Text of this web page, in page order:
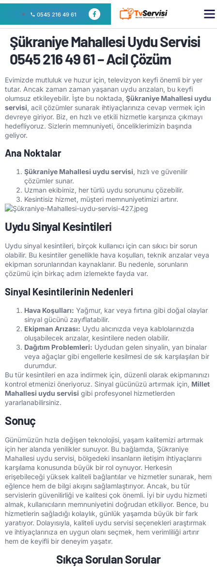
0545 216 49 61
Şükraniye Mahallesi Uydu Servisi
0545 216 49 61 – Acil Çözüm
Evimizde mutluluk ve huzur için, televizyon keyfi önemli bir yer
tutar. Ancak zaman zaman yaşanan uydu arızaları, bu keyfi
olumsuz etkileyebilir. İşte bu noktada, Şükraniye Mahallesi uydu
servisi, acil çözümler sunarak ihtiyaçlarınıza cevap vermek için
devreye giriyor. Biz, en hızlı ve etkili hizmetle karşınıza çıkmayı
hedefliyoruz. Sizlerin memnuniyeti, önceliklerimizin başında
geliyor.
Ana Noktalar
Şükraniye Mahallesi uydu servisi, hızlı ve güvenilir
çözümler sunar.
Uzman ekibimiz, her türlü uydu sorununu çözebilir.
Kesintisiz hizmet, müşteri memnuniyetimizi artırır.
Uydu Sinyal Kesintileri
Uydu sinyal kesintileri, birçok kullanıcı için can sıkıcı bir sorun
olabilir. Bu kesintiler genellikle hava koşulları, teknik arızalar veya
ekipman sorunlarından kaynaklanır. Bu nedenle, sorunların
çözümü için birkaç adım izlemekte fayda var.
Sinyal Kesintilerinin Nedenleri
Hava Koşulları: Yağmur, kar veya fırtına gibi doğal olaylar
sinyal gücünü zayıflatabilir.
Ekipman Arızası: Uydu alıcınızda veya kablolarınızda
oluşabilecek arızalar, kesintilere neden olabilir.
Dağıtım Problemleri: Uydudan gelen sinyalin, yan binalar
veya ağaçlar gibi engellerle kesilmesi de sık karşılaşılan bir
durumdur.
Bu tür kesintileri en aza indirmek için, düzenli olarak ekipmanınızı
kontrol etmenizi öneriyoruz. Sinyal gücünüzü artırmak için, Millet
Mahallesi uydu servisi gibi profesyonel hizmetlerden
yararlanabilirsiniz.
Sonuç
Günümüzün hızla değişen teknolojisi, yaşam kalitemizi artırmak
için her alanda yenilikler sunuyor. Bu bağlamda, Şükraniye
Mahallesi uydu servisi, bölgedeki insanların iletişim ihtiyaçlarını
karşılama konusunda büyük bir rol oynuyor. Herkesin
erişebileceği yüksek kaliteli bağlantılar ve hizmetler sunarak, hem
eğlence hem de bilgi akışını sağlamlaştırıyor. Ancak, bu tür
servislerin güvenilirliği ve kalitesi çok önemli. İyi bir uydu hizmeti
almak, kullanıcıların memnuniyetini doğrudan etkiliyor. Bence, bu
hizmetlerin sağladığı kolaylık, günlük yaşamda büyük bir fark
yaratıyor. Dolayısıyla, kaliteli uydu servisi seçenekleri araştırmak
ve ihtiyaçlarınıza en uygun olanı seçmek, hem verimliliği artırır
hem de keyifli bir deneyim yaşatır.
Sıkça Sorulan Sorular